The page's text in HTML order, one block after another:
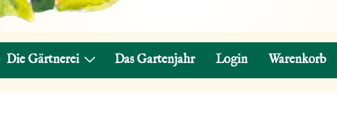
Die Gärtnerei Das Gartenjahr Login Warenkorb